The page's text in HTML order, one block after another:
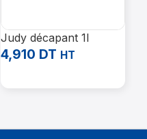
Judy décapant 1l
4,910 DT HT